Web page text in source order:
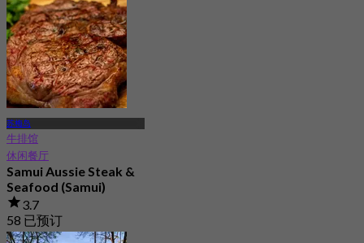
起฿ 189
苏梅岛
牛排馆
休闲餐厅
Samui Aussie Steak &
Seafood (Samui)
3.7
58 已预订
起฿ 495